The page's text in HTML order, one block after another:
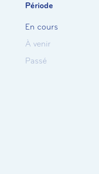
Période
En cours
À venir
Passé